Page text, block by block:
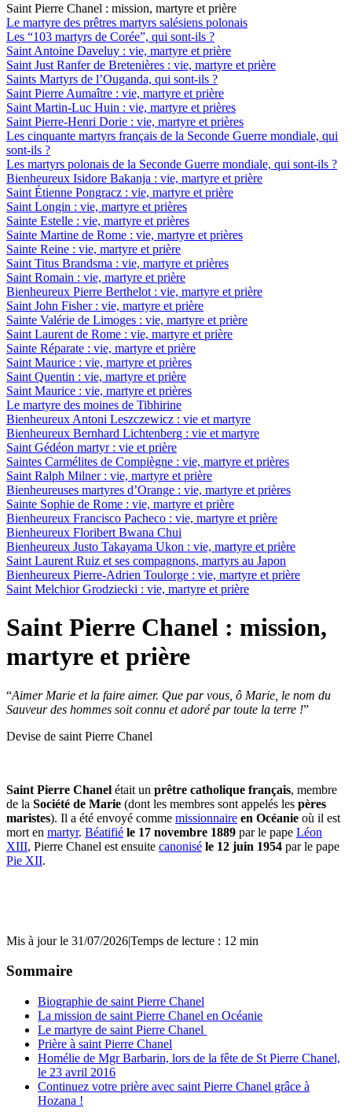
Saint Pierre Chanel : mission, martyre et prière
Le martyre des prêtres martyrs salésiens polonais
Les “103 martyrs de Corée”, qui sont-ils ?
Saint Antoine Daveluy : vie, martyre et prière
Saint Just Ranfer de Bretenières : vie, martyre et prière
Saints Martyrs de l’Ouganda, qui sont-ils ?
Saint Pierre Aumaître : vie, martyre et prière
Saint Martin-Luc Huin : vie, martyre et prières
Saint Pierre-Henri Dorie : vie, martyre et prières
Les cinquante martyrs français de la Seconde Guerre mondiale, qui
sont-ils ?
Les martyrs polonais de la Seconde Guerre mondiale, qui sont-ils ?
Bienheureux Isidore Bakanja : vie, martyre et prière
Saint Étienne Pongracz : vie, martyre et prière
Saint Longin : vie, martyre et prières
Sainte Estelle : vie, martyre et prières
Sainte Martine de Rome : vie, martyre et prières
Sainte Reine : vie, martyre et prière
Saint Titus Brandsma : vie, martyre et prières
Saint Romain : vie, martyre et prière
Bienheureux Pierre Berthelot : vie, martyre et prière
Saint John Fisher : vie, martyre et prière
Sainte Valérie de Limoges : vie, martyre et prière
Saint Laurent de Rome : vie, martyre et prière
Sainte Réparate : vie, martyre et prière
Saint Maurice : vie, martyre et prières
Saint Quentin : vie, martyre et prière
Saint Maurice : vie, martyre et prières
Le martyre des moines de Tibhirine
Bienheureux Antoni Leszczewicz : vie et martyre
Bienheureux Bernhard Lichtenberg : vie et martyre
Saint Gédéon martyr : vie et prière
Saintes Carmélites de Compiègne : vie, martyre et prières
Saint Ralph Milner : vie, martyre et prière
Bienheureuses martyres d’Orange : vie, martyre et prières
Sainte Sophie de Rome : vie, martyre et prière
Bienheureux Francisco Pacheco : vie, martyre et prière
Bienheureux Floribert Bwana Chui
Bienheureux Justo Takayama Ukon : vie, martyre et prière
Saint Laurent Ruiz et ses compagnons, martyrs au Japon
Bienheureux Pierre-Adrien Toulorge : vie, martyre et prière
Saint Melchior Grodziecki : vie, martyre et prière
Saint Pierre Chanel : mission,
martyre et prière
“Aimer Marie et la faire aimer. Que par vous, ô Marie, le nom du
Sauveur des hommes soit connu et adoré par toute la terre !”
Devise de saint Pierre Chanel
Saint Pierre Chanel était un prêtre catholique français, membre
de la Société de Marie (dont les membres sont appelés les pères
maristes). Il a été envoyé comme missionnaire en Océanie où il est
mort en martyr. Béatifié le 17 novembre 1889 par le pape Léon
XIII, Pierre Chanel est ensuite canonisé le 12 juin 1954 par le pape
Pie XII.
Mis à jour le 31/07/2026|Temps de lecture : 12 min
Sommaire
Biographie de saint Pierre Chanel
La mission de saint Pierre Chanel en Océanie
Le martyre de saint Pierre Chanel
Prière à saint Pierre Chanel
Homélie de Mgr Barbarin, lors de la fête de St Pierre Chanel,
le 23 avril 2016
Continuez votre prière avec saint Pierre Chanel grâce à
Hozana !